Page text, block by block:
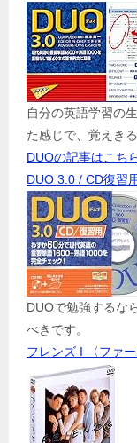
自分の英語学習の
た感じで、覚えき
DUOの記事はこち
DUO 3.0 / CD復習
DUOで勉強するな
べきです。
フレンズ I 〈ファ